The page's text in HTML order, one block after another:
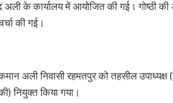
के कार्यालय में आयोजित की गई। गोष्ठी की
की गई।
अली निवासी रहमतपुर को तहसील
नियुक्त किया गया।